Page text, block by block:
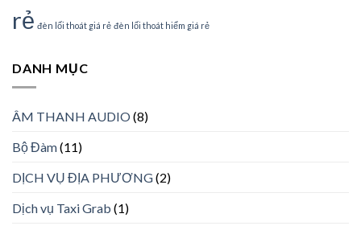
rẻ đèn lối thoát giá rẻ đèn lối thoát hiểm giá rẻ
DANH MỤC
ÂM THANH AUDIO(8)
Bộ Đàm(11)
DỊCH VỤ ĐỊA PHƯƠNG(2)
Dịch vụ Taxi Grab (1)